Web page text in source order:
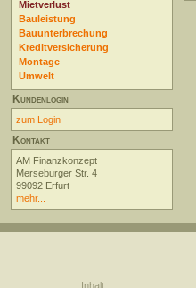
Mietverlust
Bauleistung
Bauunterbrechung
Kreditversicherung
Montage
Umwelt
Kundenlogin
zum Login
Kontakt
AM Finanzkonzept
Merseburger Str. 4
99092 Erfurt
mehr...
Inhalt